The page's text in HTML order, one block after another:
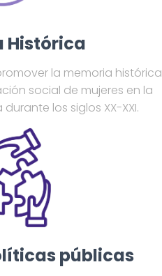
Histórica
la memoria histórica
social de mujeres en la
los siglos XX-XXI.
públicas